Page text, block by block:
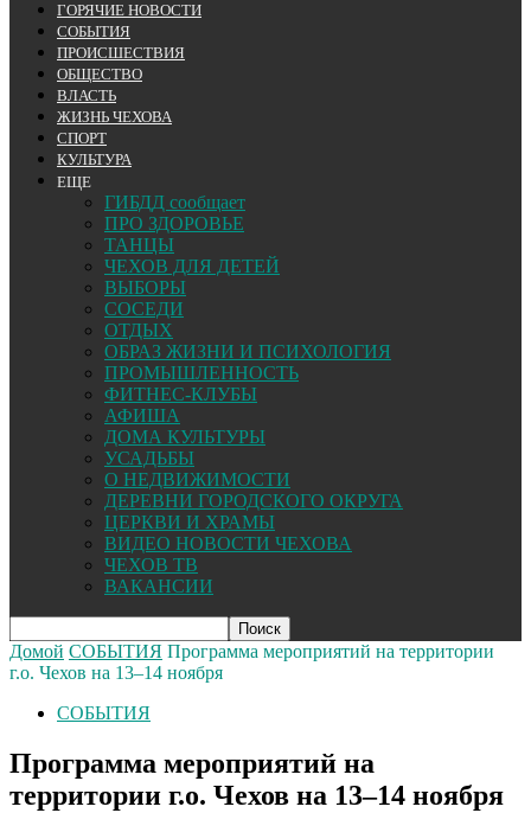
ГОРЯЧИЕ НОВОСТИ
СОБЫТИЯ
ПРОИСШЕСТВИЯ
ОБЩЕСТВО
ВЛАСТЬ
ЖИЗНЬ ЧЕХОВА
СПОРТ
КУЛЬТУРА
ЕЩЕ
ГИБДД сообщает
ПРО ЗДОРОВЬЕ
ТАНЦЫ
ЧЕХОВ ДЛЯ ДЕТЕЙ
ВЫБОРЫ
СОСЕДИ
ОТДЫХ
ОБРАЗ ЖИЗНИ И ПСИХОЛОГИЯ
ПРОМЫШЛЕННОСТЬ
ФИТНЕС-КЛУБЫ
АФИША
ДОМА КУЛЬТУРЫ
УСАДЬБЫ
О НЕДВИЖИМОСТИ
ДЕРЕВНИ ГОРОДСКОГО ОКРУГА
ЦЕРКВИ И ХРАМЫ
ВИДЕО НОВОСТИ ЧЕХОВА
ЧЕХОВ ТВ
ВАКАНСИИ
Домой СОБЫТИЯ Программа мероприятий на территории
г.о. Чехов на 13–14 ноября
СОБЫТИЯ
Программа мероприятий на
территории г.о. Чехов на 13–14 ноября